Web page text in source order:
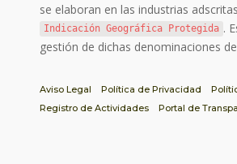
se elaboran en las industrias
Indicación Geográfica Protegida .
gestión de dichas denominaciones
Aviso Legal Política de Privacidad
Registro de Actividades
Portal de